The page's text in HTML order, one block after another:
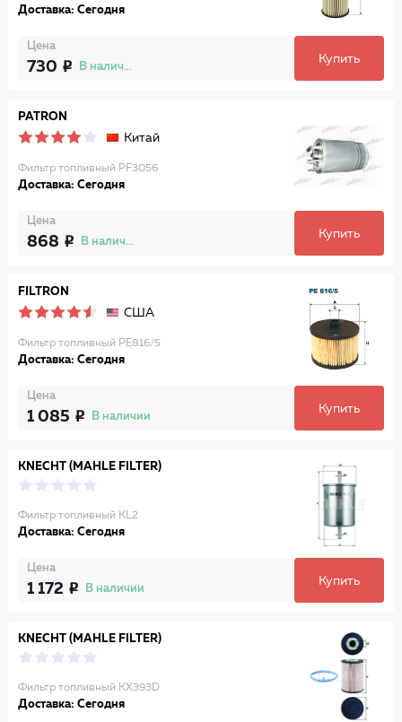
Доставка: Сегодня
Цена
730 В наличии
Купить
PATRON
Китай
Фильтр топливный PF3056
Доставка: Сегодня
Цена
868 В наличии
Купить
FILTRON
США
Фильтр топливный PE816/5
Доставка: Сегодня
Цена
1 085 В наличии
Купить
KNECHT (MAHLE FILTER)
Фильтр топливный KL2
Доставка: Сегодня
Цена
1 172 В наличии
Купить
KNECHT (MAHLE FILTER)
Фильтр топливный KX393D
Доставка: Сегодня